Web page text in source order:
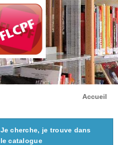
Accueil
Je cherche, je trouve dans
le catalogue